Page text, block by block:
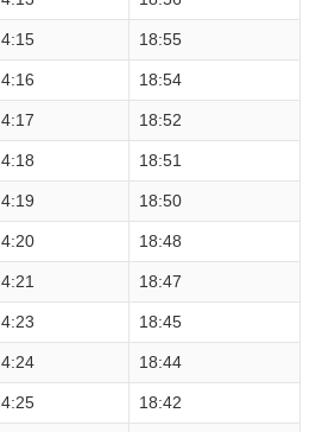
4:15 18:55
4:16 18:54
4:17 18:52
4:18 18:51
4:19 18:50
4:20 18:48
4:21 18:47
4:23 18:45
4:24 18:44
4:25 18:42